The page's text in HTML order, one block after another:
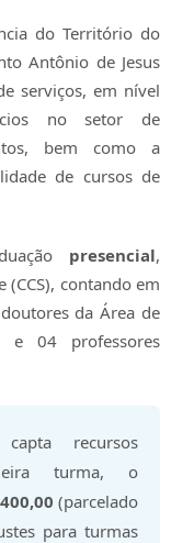
do Território do
Antônio de Jesus
serviços, em nível
no setor de
bem como a
de cursos de
presencial,
(CCS), contando em
da Área de
e 04 professores
recursos
turma, o
(parcelado
para turmas